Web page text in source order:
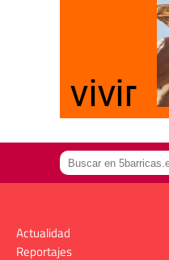
Actualidad
Reportajes